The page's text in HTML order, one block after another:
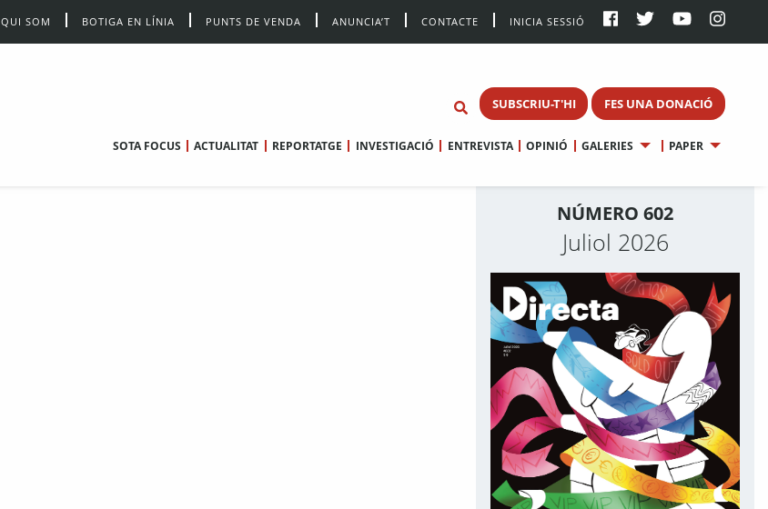
QUI SOM BOTIGA EN LÍNIA PUNTS DE VENDA ANUNCIA’T CONTACTE INICIA SESSIÓ
SUBSCRIU-T'HI FES UNA DONACIÓ
SOTA FOCUS ACTUALITAT REPORTATGE INVESTIGACIÓ ENTREVISTA OPINIÓ GALERIES PAPER
NÚMERO 602
Juliol 2026